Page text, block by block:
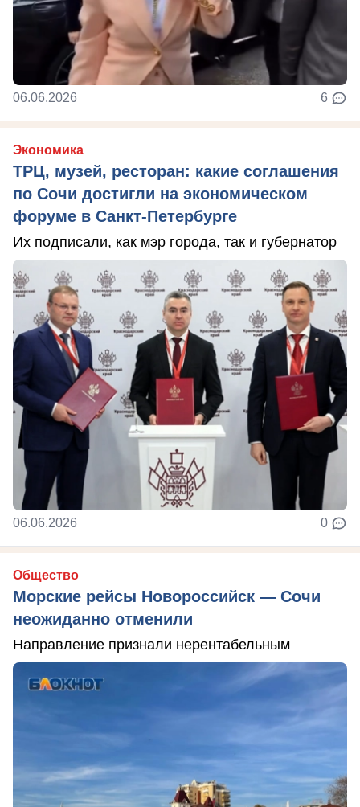
06.06.2026 6
Экономика
ТРЦ, музей, ресторан: какие соглашения
по Сочи достигли на экономическом
форуме в Санкт-Петербурге
Их подписали, как мэр города, так и губернатор
06.06.2026 0
Общество
Морские рейсы Новороссийск — Сочи
неожиданно отменили
Направление признали нерентабельным